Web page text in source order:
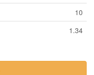
10
1.34